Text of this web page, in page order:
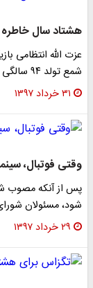
سال خاطره
الله انتظامی
۹۴ سالگی خود را خاموش خواهد کرد.
۳۱ خرداد ۱۳۹۷
فوتبال، سینمای
از آنکه مصوب شد
مسئولان شورای
۲۹ خرداد ۱۳۹۷